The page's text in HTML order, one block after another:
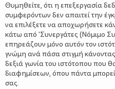
Διαλειμματική
λεπτά στο κόκκινο!
Θυμηθείτε, ότι η επεξεργασία
συμφερόντων δεν απαιτεί την
να επιλέξετε να αποχωρήσετε
κάτω από 'Συνεργάτες (Νόμιμο
επηρεάζουν μόνο αυτόν τον
γνώμη ανά πάσα στιγμή κάνοντας
δεξιά γωνία του ιστότοπου που
διαφημίσεων, όπου πάντα
σας.